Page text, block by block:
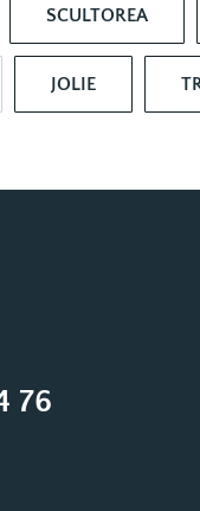
SCULTOREA
JOLIE
76